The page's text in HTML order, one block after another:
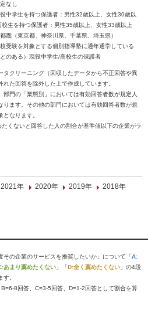
なし
中学生を持つ保護者：男性32歳以上、女性30歳以
校生を持つ保護者：男性35歳以上、女性33歳以上
圏（東京都、神奈川県、千葉県、埼玉県）
受験を対象とする個別指導塾に通年通学している
とのある）現役中学生/高校生の保護者
クリーニング（回収したデータから不正回答や異
た回答を除外した上で作成しています。
門の「業態別」においては有効回答者数が規定人
ます。その他の部門においては有効回答者数が規
なります。
くないと回答した人の割合が基準値以下の企業がラ
2021年 2020年 2019年
2018年
の企業のサービスを推奨したいか」について「A:
あまり薦めたくない 」「D:全く薦めたくない 」の4段
。
8回答、C=3-5回答、D=1-2回答として割合を算